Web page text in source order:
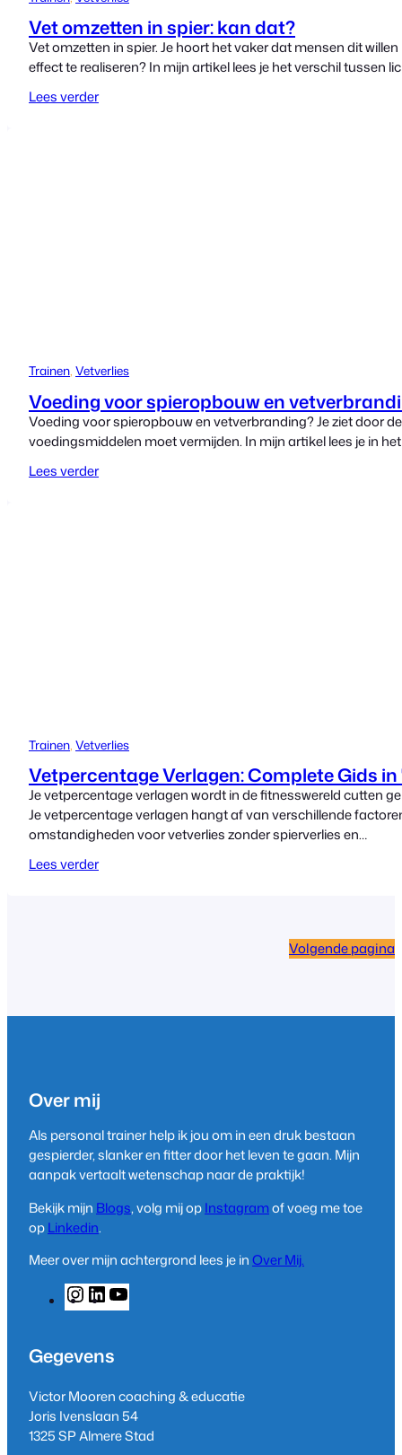
Vet omzetten in spier: kan dat?
Vet omzetten in spier. Je hoort het vaker dat mensen dit
effect te realiseren? In mijn artikel lees je het verschil tussen
Lees verder
Trainen, Vetverlies
Voeding voor spieropbouw en
Voeding voor spieropbouw en vetverbranding? Je ziet door
voedingsmiddelen moet vermijden. In mijn artikel lees je in
Lees verder
Trainen, Vetverlies
Vetpercentage Verlagen: Complete Gids
Je vetpercentage verlagen wordt in de fitnesswereld cutten
Je vetpercentage verlagen hangt af van verschillende
omstandigheden voor vetverlies zonder spierverlies en…
Lees verder
Volgende pagina
Over mij
Als personal trainer help ik jou om in een druk bestaan
gespierder, slanker en fitter door het leven te gaan. Mijn
aanpak vertaalt wetenschap naar de praktijk!
Bekijk mijn Blogs, volg mij opInstagramof voeg me toe
opLinkedin.
Meer over mijn achtergrond lees je inOver Mij.
n
t
g
r
a
L
i
k
d
I
n
o
b
e
Gegevens
Victor Mooren coaching & educatie
Joris Ivenslaan 54
1325 SP Almere Stad